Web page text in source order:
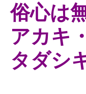
俗心は
アカキ
タダシ